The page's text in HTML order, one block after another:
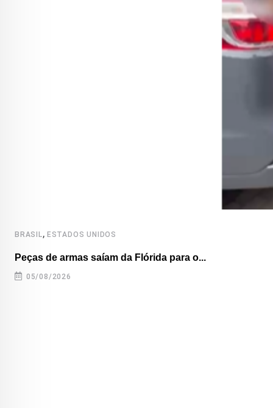
BRASIL, ESTADOS UNIDOS
Peças de armas saíam da Flórida para o...
05/08/2026